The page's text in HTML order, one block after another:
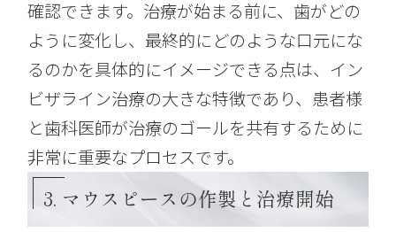
確認できます。治療が始まる前に、歯がどの
ように変化し、最終的にどのような口元にな
るのかを具体的にイメージできる点は、イン
ビザライン治療の大きな特徴であり、患者様
と歯科医師が治療のゴールを共有するために
非常に重要なプロセスです。
3. マウスピースの作製と治療開始